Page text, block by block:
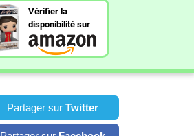
Vérifier la
disponibilité sur
Partager sur Twitter